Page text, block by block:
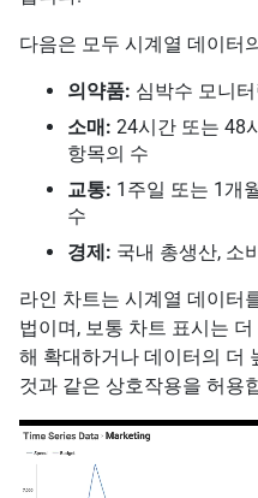
다음은 모두 시계열 데이터
의약품: 심박수 모니
소매: 24시간 또는 48
항목의 수
교통: 1주일 또는 1개
수
경제: 국내 총생산, 소
라인 차트는 시계열 데이터
법이며, 보통 차트 표시는
해 확대하거나 데이터의 더
것과 같은 상호작용을 허용